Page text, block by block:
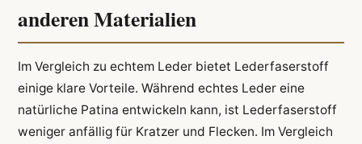
anderen Materialien
Im Vergleich zu echtem Leder bietet Lederfaserstoff
einige klare Vorteile. Während echtes Leder eine
natürliche Patina entwickeln kann, ist Lederfaserstoff
weniger anfällig für Kratzer und Flecken. Im Vergleich